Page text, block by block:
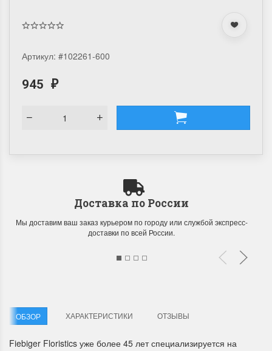
Артикул: #102261-600
945 ₽
Доставка по России
Мы доставим ваш заказ курьером по городу или службой экспресс-
доставки по всей России.
ОБЗОР ХАРАКТЕРИСТИКИ ОТЗЫВЫ
Fiebiger Floristics уже более 45 лет специализируется на